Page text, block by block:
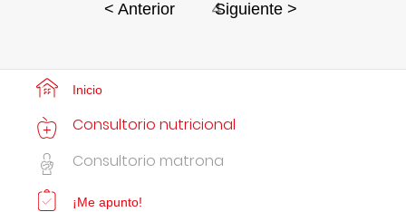
< Anterior 4
Siguiente >
Inicio
Consultorio nutricional
Consultorio matrona
¡Me apunto!